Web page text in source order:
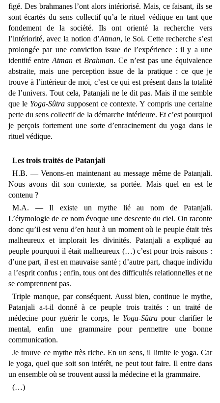
figé. Des brahmanes l’ont alors intériorisé. Mais, ce faisant, ils se
sont écartés du sens collectif qu’a le rituel védique en tant que
fondement de la société. Ils ont orienté la recherche vers
l’intériorité, avec la notion d’Atman, le Soi. Cette recherche s’est
prolongée par une conviction issue de l’expérience : il y a une
identité entre Atman et Brahman. Ce n’est pas une équivalence
abstraite, mais une perception issue de la pratique : ce que je
trouve à l’intérieur de moi, c’est ce qui est présent dans la totalité
de l’univers. Tout cela, Patanjali ne le dit pas. Mais il me semble
que le Yoga-Sûtrasupposent ce contexte. Y compris une certaine
perte du sens collectif de la démarche intérieure. Et c’est pourquoi
je perçois fortement une sorte d’enracinement du yoga dans le
rituel védique.
Les trois traités de Patanjali
H.B. — Venons-en maintenant au message même de Patanjali.
Nous avons dit son contexte, sa portée. Mais quel en est le
contenu ?
M.A. — Il existe un mythe lié au nom de Patanjali.
L’étymologie de ce nom évoque une descente du ciel. On raconte
donc qu’il est venu d’en haut à un moment où le peuple était très
malheureux et implorait les divinités. Patanjali a expliqué au
peuple pourquoi il était malheureux (…) c’est pour trois raisons :
d’une part, il est en mauvaise santé ; d’autre part, chaque individu
a l’esprit confus ; enfin, tous ont des difficultés relationnelles et ne
se comprennent pas.
Triple manque, par conséquent. Aussi bien, continue le mythe,
Patanjali a-t-il donné à ce peuple trois traités : un traité de
médecine pour guérir le corps, le Yoga-Sûtrapour clarifier le
mental, enfin une grammaire pour permettre une bonne
communication.
Je trouve ce mythe très riche. En un sens, il limite le yoga. Car
le yoga, quel que soit son intérêt, ne peut tout faire. Il entre dans
un ensemble où se trouvent aussi la médecine et la grammaire.
(…)